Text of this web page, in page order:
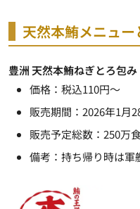
天然本鮪メニュ
豊洲 天然本鮪ねぎとろ包み
価格：税込110円～
販売期間：2026年1月
販売予定総数：250万
備考：持ち帰り時は軍